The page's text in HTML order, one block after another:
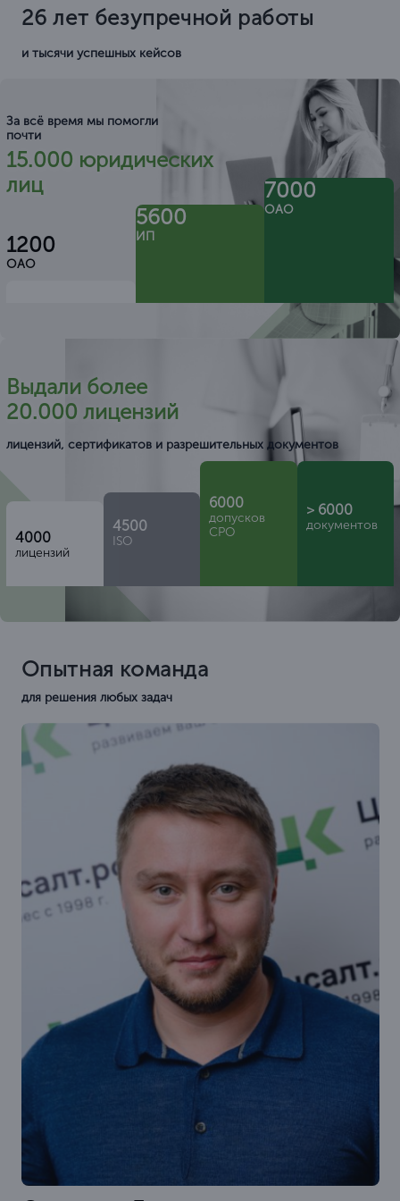
26 лет безупречной работы
и тысячи успешных кейсов
За всё время мы помогли
почти
15.000 юридических
лиц
1200
ОАО
5600
ИП
7000
ОАО
Выдали более
20.000 лицензий
лицензий, сертификатов и разрешительных документов
4000
лицензий
4500
ISO
6000
допусков
СРО
> 6000
документов
Опытная команда
для решения любых задач